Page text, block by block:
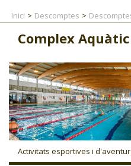
CJ
CJ
CJ
CJ
CJ
Inici Descomptes
Complex Aquàtic
Activitats esportives i